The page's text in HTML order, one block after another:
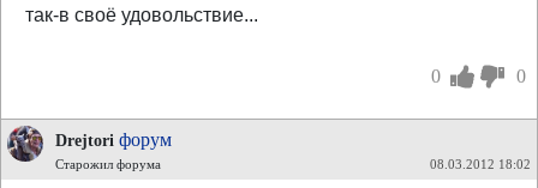
так-в своё удовольствие...
0 0
Drejtori форум
Старожил форума 08.03.2012 18:02